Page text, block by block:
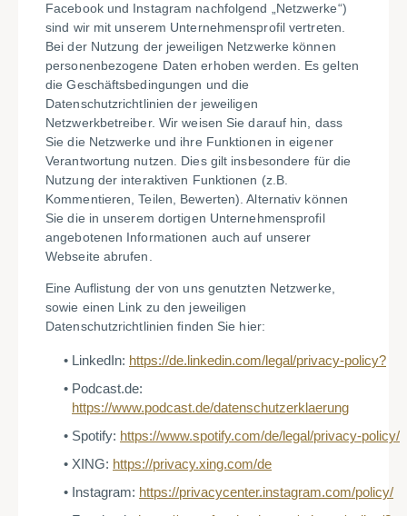
Facebook und Instagram nachfolgend „Netzwerke“)
sind wir mit unserem Unternehmensprofil vertreten.
Bei der Nutzung der jeweiligen Netzwerke können
personenbezogene Daten erhoben werden. Es gelten
die Geschäftsbedingungen und die
Datenschutzrichtlinien der jeweiligen
Netzwerkbetreiber. Wir weisen Sie darauf hin, dass
Sie die Netzwerke und ihre Funktionen in eigener
Verantwortung nutzen. Dies gilt insbesondere für die
Nutzung der interaktiven Funktionen (z.B.
Kommentieren, Teilen, Bewerten). Alternativ können
Sie die in unserem dortigen Unternehmensprofil
angebotenen Informationen auch auf unserer
Webseite abrufen.
Eine Auflistung der von uns genutzten Netzwerke,
sowie einen Link zu den jeweiligen
Datenschutzrichtlinien finden Sie hier:
LinkedIn: https://de.linkedin.com/legal/privacy-policy?
Podcast.de:
https://www.podcast.de/datenschutzerklaerung
Spotify: https://www.spotify.com/de/legal/privacy-policy/
XING: https://privacy.xing.com/de
Instagram: https://privacycenter.instagram.com/policy/